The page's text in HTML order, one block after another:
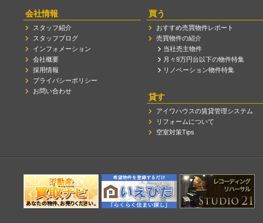
会社情報
スタッフ紹介
スタッフブログ
インフォメーション
会社概要
採用情報
プライバシーポリシー
お問い合わせ
買う
おすすめ売買物件レポート
売買物件の紹介
当社売主物件
月々9万円台以下の物件特集
リノベーション物件特集
貸す
アイワハウスの賃貸管理システム
リフォームについて
空室対策Tips